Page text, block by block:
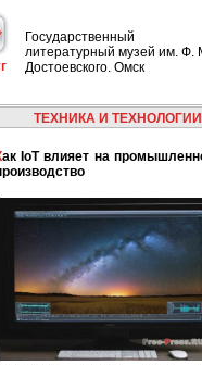
Государственный
литературный музей им. Ф.
Достоевского. Омск
ТЕХНИКА И ТЕХНОЛОГИИ
и